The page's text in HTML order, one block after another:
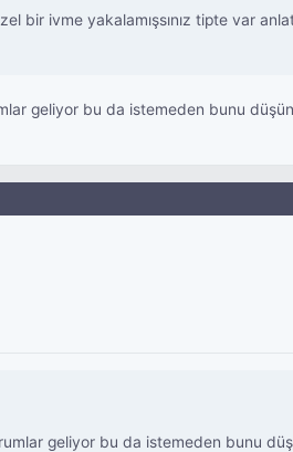
bir ivme yakalamışsınız tipte var
geliyor bu da istemeden bunu
geliyor bu da istemeden bunu